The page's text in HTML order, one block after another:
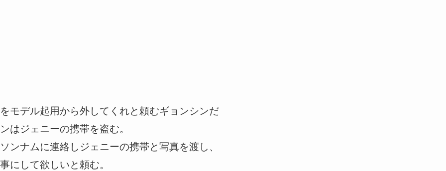
モデル起用から外してくれと頼むギョンシンだ
はジェニーの携帯を盗む。
ンナムに連絡しジェニーの携帯と写真を渡し、
にして欲しいと頼む。